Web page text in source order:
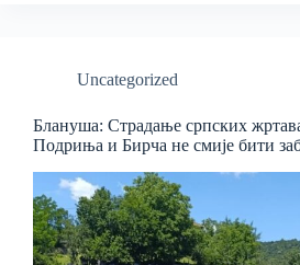
Uncategorized
Блануша: Страдање српских
Подриња и Бирча не смије бити